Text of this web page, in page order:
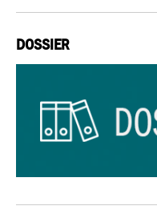
DOSSIER